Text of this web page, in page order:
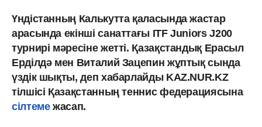
Үндістанның Калькутта қаласында жастар
арасында екінші санаттағы ITF Juniors J200
турнирі мәресіне жетті. Қазақстандық Ерасыл
Ерділдә мен Виталий Зацепин жұптық сында
үздік шықты, деп хабарлайды KAZ.NUR.KZ
тілшісі Қазақстанның теннис федерациясына
сілтемежасап.